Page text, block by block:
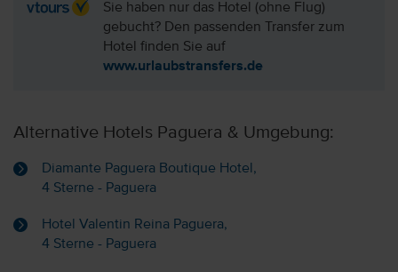
Sie haben nur das Hotel (ohne Flug)
gebucht? Den passenden Transfer zum
Hotel finden Sie auf
www.urlaubstransfers.de
Alternative Hotels Paguera & Umgebung:
Diamante Paguera Boutique Hotel,
4 Sterne - Paguera
Hotel Valentin Reina Paguera,
4 Sterne - Paguera